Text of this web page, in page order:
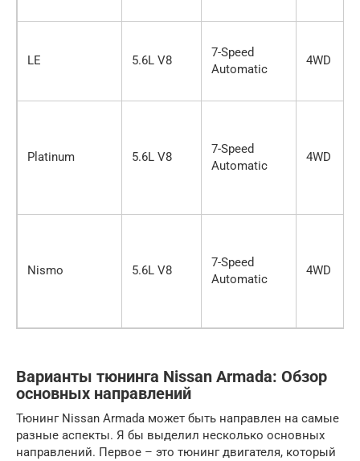
LE 5.6L V8
7-Speed
Automatic
4WD
Platinum 5.6L V8
7-Speed
Automatic
4WD
Nismo 5.6L V8
7-Speed
Automatic
4WD
Варианты тюнинга Nissan Armada: Обзор
основных направлений
Тюнинг Nissan Armada может быть направлен на самые
разные аспекты. Я бы выделил несколько основных
направлений. Первое – это тюнинг двигателя, который